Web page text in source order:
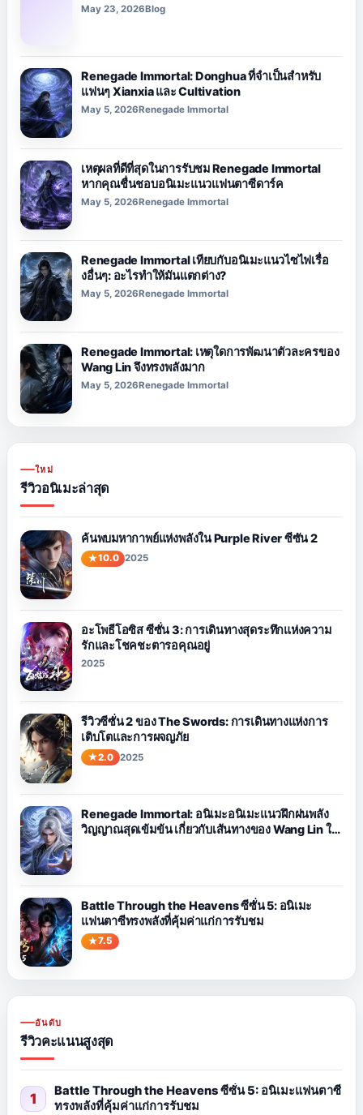
May 23, 2026Blog
Renegade Immortal: Donghua ที่จำเป็นสำหรับ
แฟนๆ Xianxia และ Cultivation
May 5, 2026Renegade Immortal
เหตุผลที่ดีที่สุดในการรับชม Renegade Immortal
หากคุณชื่นชอบอนิเมะแนวแฟนตาซีดาร์ค
May 5, 2026Renegade Immortal
Renegade Immortal เทียบกับอนิเมะแนวไซไฟเรื่อ
งอื่นๆ: อะไรทำให้มันแตกต่าง?
May 5, 2026Renegade Immortal
Renegade Immortal: เหตุใดการพัฒนาตัวละครของ
Wang Lin จึงทรงพลังมาก
May 5, 2026Renegade Immortal
ใหม่
รีวิวอนิเมะล่าสุด
ค้นพบมหากาพย์แห่งพลังใน Purple River ซีซัน 2
10.0 2025
อะโพธีโอซิส ซีซั่น 3: การเดินทางสุดระทึกแห่งความ
รักและโชคชะตารอคุณอยู่
2025
รีวิวซีซั่น 2 ของ The Swords: การเดินทางแห่งการ
เติบโตและการผจญภัย
2.0 2025
Renegade Immortal: อนิเมะอนิเมะแนวฝึกฝนพลัง
วิญญาณสุดเข้มข้น เกี่ยวกับเส้นทางของ Wang Lin ใน
Battle Through the Heavens ซีซั่น 5: อนิเมะ
แฟนตาซีทรงพลังที่คุ้มค่าแก่การรับชม
7.5
อันดับ
รีวิวคะแนนสูงสุด
1
Battle Through the Heavens ซีซั่น 5: อนิเมะแฟนตาซี
ทรงพลังที่คุ้มค่าแก่การรับชม